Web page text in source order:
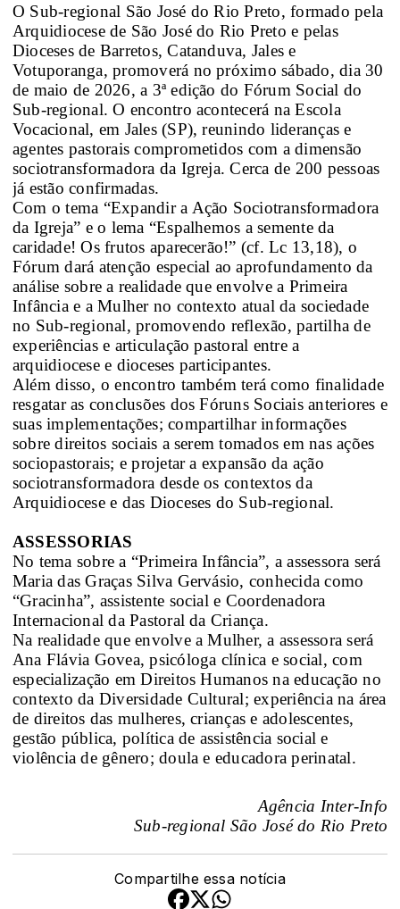
O Sub-regional São José do Rio Preto, formado pela
Arquidiocese de São José do Rio Preto e pelas
Dioceses de Barretos, Catanduva, Jales e
Votuporanga, promoverá no próximo sábado, dia 30
de maio de 2026, a 3ª edição do Fórum Social do
Sub-regional. O encontro acontecerá na Escola
Vocacional, em Jales (SP), reunindo lideranças e
agentes pastorais comprometidos com a dimensão
sociotransformadora da Igreja. Cerca de 200 pessoas
já estão confirmadas.
Com o tema “Expandir a Ação Sociotransformadora
da Igreja” e o lema “Espalhemos a semente da
caridade! Os frutos aparecerão!” (cf. Lc 13,18), o
Fórum dará atenção especial ao aprofundamento da
análise sobre a realidade que envolve a Primeira
Infância e a Mulher no contexto atual da sociedade
no Sub-regional, promovendo reflexão, partilha de
experiências e articulação pastoral entre a
arquidiocese e dioceses participantes.
Além disso, o encontro também terá como finalidade
resgatar as conclusões dos Fóruns Sociais anteriores e
suas implementações; compartilhar informações
sobre direitos sociais a serem tomados em nas ações
sociopastorais; e projetar a expansão da ação
sociotransformadora desde os contextos da
Arquidiocese e das Dioceses do Sub-regional.
ASSESSORIAS
No tema sobre a “Primeira Infância”, a assessora será
Maria das Graças Silva Gervásio, conhecida como
“Gracinha”, assistente social e Coordenadora
Internacional da Pastoral da Criança.
Na realidade que envolve a Mulher, a assessora será
Ana Flávia Govea, psicóloga clínica e social, com
especialização em Direitos Humanos na educação no
contexto da Diversidade Cultural; experiência na área
de direitos das mulheres, crianças e adolescentes,
gestão pública, política de assistência social e
violência de gênero; doula e educadora perinatal.
Agência Inter-Info
Sub-regional São José do Rio Preto
Compartilhe essa notícia